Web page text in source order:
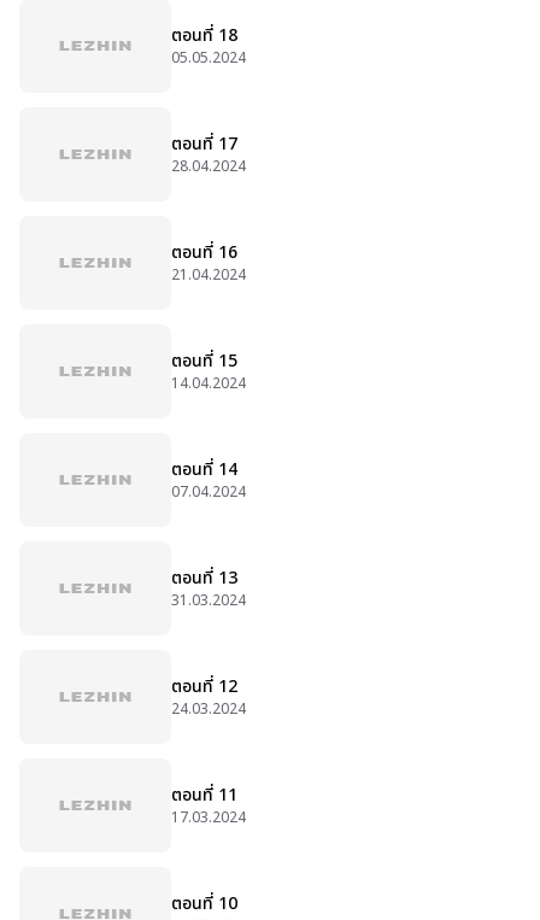
ตอนที่ 18
05.05.2024
ตอนที่ 17
28.04.2024
ตอนที่ 16
21.04.2024
ตอนที่ 15
14.04.2024
ตอนที่ 14
07.04.2024
ตอนที่ 13
31.03.2024
ตอนที่ 12
24.03.2024
ตอนที่ 11
17.03.2024
ตอนที่ 10